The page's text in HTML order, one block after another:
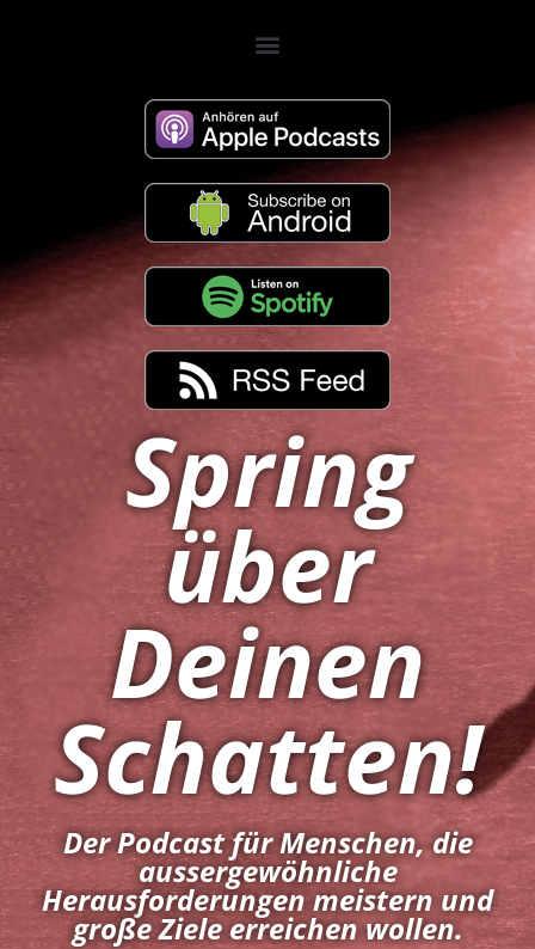
Spring
über
Deinen
Schatten!
Der Podcast für Menschen, die
aussergewöhnliche
Herausforderungen meistern und
große Ziele erreichen wollen.